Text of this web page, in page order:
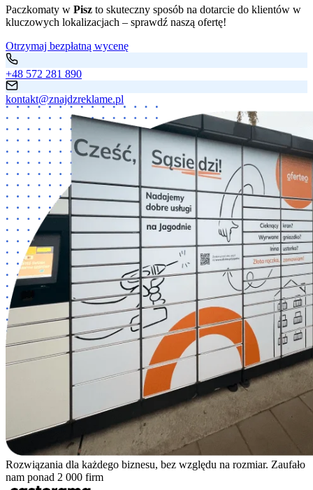
Paczkomaty w Pisz to skuteczny sposób na dotarcie do klientów w
kluczowych lokalizacjach – sprawdź naszą ofertę!
Otrzymaj bezpłatną wycenę
+48 572 281 890
kontakt@znajdzreklame.pl
Rozwiązania dla każdego biznesu, bez względu na rozmiar. Zaufało
nam ponad 2 000 firm